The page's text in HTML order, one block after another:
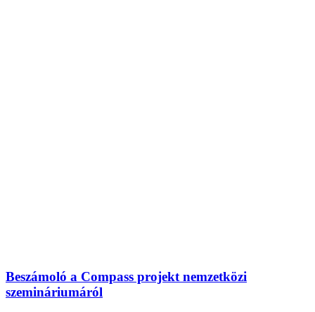
Beszámoló a Compass projekt nemzetközi
szemináriumáról